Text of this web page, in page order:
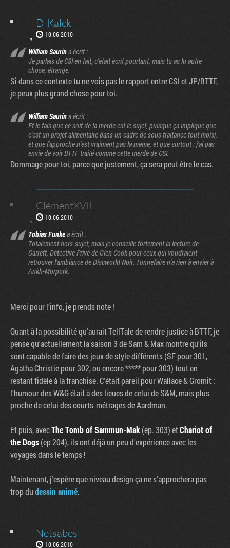
D-Kalck
10.06.2010
William Saurina écrit :
Je parlais de CSI en fait, c'était écrit pourtant, mais tu as lu autre
chose, étrange.
Si dans ce contexte tu ne vois pas le rapport entre CSI et JP/BTTF,
je peux plus grand chose pour toi.
William Saurina écrit :
Et le fais que ce soit de la merde est le sujet, puisque ça implique que
c'est un projet alimentaire dans un cadre de sous traitance tout moisi,
et que l'approche n'est vraiment pas la meme, et que surtout : j'ai pas
envie de voir BTTF traité comme cette merde de CSI.
Dommage pour toi, parce que justement, ça sera peut être le cas.
ClémentXVII
10.06.2010
Tobias Funkea écrit :
Totalement hors-sujet, mais je conseille fortement la lecture de
Garrett, Détective Privé de Glen Cook pour ceux qui voudraient
retrouver l'ambiance de Discworld Noir. Tonnefaire n'a rien à envier à
Ankh-Morpork.
Merci pour l'info, je prends note !
Quant à la possibilité qu'aurait TellTale de rendre justice à BTTF, je
pense qu'actuellement la saison 3 de Sam & Max montre qu'ils
sont capable de faire des jeux de style différents (SF pour 301,
Agatha Christie pour 302, ou encore ***** pour 303) tout en
restant fidèle à la franchise. C'était pareil pour Wallace & Gromit :
l'humour des W&G était à des lieues de celui de S&M, mais plus
proche de celui des courts-métrages de Aardman.
Et puis, avecThe Tomb of Sammun-Mak (ep. 303) etChariot of
the Dogs(ep 204), ils ont déjà un peu d'expérience avec les
voyages dans le temps !
Maintenant, j'espère que niveau design ça ne s'approchera pas
trop dudessin animé.
Netsabes
10.06.2010